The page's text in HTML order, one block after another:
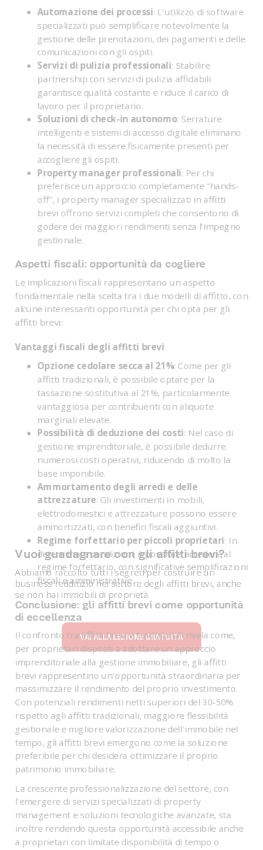
Automazione dei processi: L'utilizzo di software
specializzati può semplificare notevolmente la
gestione delle prenotazioni, dei pagamenti e delle
comunicazioni con gli ospiti.
Servizi di pulizia professionali: Stabilire
partnership con servizi di pulizia affidabili
garantisce qualità costante e riduce il carico di
lavoro per il proprietario.
Soluzioni di check-in autonomo: Serrature
intelligenti e sistemi di accesso digitale eliminano
la necessità di essere fisicamente presenti per
accogliere gli ospiti.
Property manager professionali: Per chi
preferisce un approccio completamente "hands-
off", i property manager specializzati in affitti
brevi offrono servizi completi che consentono di
godere dei maggiori rendimenti senza l'impegno
gestionale.
Aspetti fiscali: opportunità da cogliere
Le implicazioni fiscali rappresentano un aspetto
fondamentale nella scelta tra i due modelli di affitto, con
alcune interessanti opportunità per chi opta per gli
affitti brevi:
Vantaggi fiscali degli affitti brevi
Opzione cedolare secca al 21%: Come per gli
affitti tradizionali, è possibile optare per la
tassazione sostitutiva al 21%, particolarmente
vantaggiosa per contribuenti con aliquote
marginali elevate.
Possibilità di deduzione dei costi: Nel caso di
gestione imprenditoriale, è possibile dedurre
numerosi costi operativi, riducendo di molto la
base imponibile.
Ammortamento degli arredi e delle
attrezzature: Gli investimenti in mobili,
elettrodomestici e attrezzature possono essere
ammortizzati, con benefici fiscali aggiuntivi.
Regime forfettario per piccoli proprietari: In
determinate condizioni, è possibile accedere al
regime forfettario, con significative semplificazioni
fiscali e amministrative.
Conclusione: gli affitti brevi come opportunità
di eccellenza
Il confronto tra affitti brevi e tradizionali rivela come,
per proprietari disposti a adottare un approccio
imprenditoriale alla gestione immobiliare, gli affitti
brevi rappresentino un'opportunità straordinaria per
massimizzare il rendimento del proprio investimento.
Con potenziali rendimenti netti superiori del 30-50%
rispetto agli affitti tradizionali, maggiore flessibilità
gestionale e migliore valorizzazione dell'immobile nel
tempo, gli affitti brevi emergono come la soluzione
preferibile per chi desidera ottimizzare il proprio
patrimonio immobiliare.
La crescente professionalizzazione del settore, con
l'emergere di servizi specializzati di property
management e soluzioni tecnologiche avanzate, sta
inoltre rendendo questa opportunità accessibile anche
a proprietari con limitate disponibilità di tempo o
Vuoi guadagnare con gli affitti brevi?
Abbiamo raccolto tutti i segreti per costruire un
business redditizio nel settore degli affitti brevi, anche
se non hai immobili di proprietà.
VAI ALLA LEZIONE GRATUITA